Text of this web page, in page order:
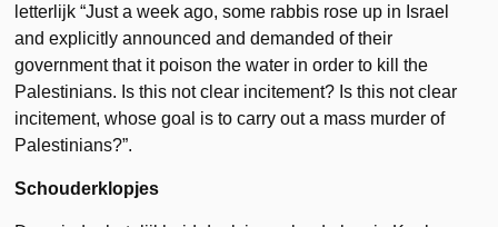
letterlijk “Just a week ago, some rabbis rose up in Israel
and explicitly announced and demanded of their
government that it poison the water in order to kill the
Palestinians. Is this not clear incitement? Is this not clear
incitement, whose goal is to carry out a mass murder of
Palestinians?”.
Schouderklopjes